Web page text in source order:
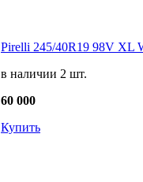
Pirelli 245/40R19 98V XL
в наличии 2 шт.
60 000
Купить